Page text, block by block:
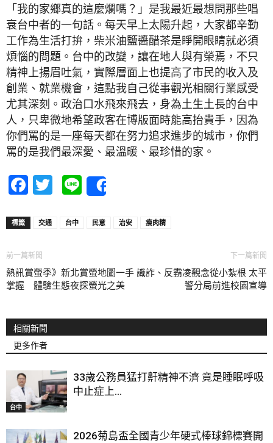
「我的家鄉真的這麼爛嗎？」是我最近最想問那些唱
衰台中者的一句話。每天早上太陽升起，大家都辛勤
工作為生活打拚，柴米油鹽醬醋茶是睜開眼睛就必須
煩惱的問題。台中的改變，讓在地人與有榮焉，不只
精神上揚眉吐氣，實際層面上也提高了市民的收入及
創業、就業機會，這點我自己從事觀光相關行業感受
尤其深刻。政治口水飛來飛去，身為土生土長的台中
人，只卑微地希望政客在博版面時能高抬貴手，因為
你們罵的是一座每天都在努力追求進步的城市，你們
罵的是我們最深愛、最溫暖、最珍惜的家。
Facebook
Twitter
Line
標籤 交通 台中 民意 治安 瘦肉精
前一篇新聞
熱訊賞螢季》新北賞螢地圖一手
掌握 體驗生態夜探螢光之美
下一篇新聞
識詐、反霸凌觀念從小紮根 太平
警分局前進校園宣導
相關新聞
更多作者
台中
33歲公務員猛打鼾精神不濟 竟是睡眠呼吸
中止症上...
2026菊島盃全國青少年硬式棒球錦標賽開